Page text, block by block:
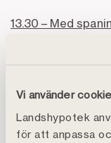
Vi använder
Landshypotek
för att anpassa
13.30 – Med
Dagsaktuella
Casselblad,
samtalet med
Landshypotek